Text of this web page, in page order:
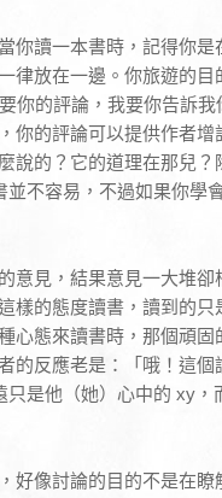
你讀一本書時，記得你是
律放在一邊。你旅遊的
你的評論，我要你告訴
你的評論可以提供作者
說的？它的道理在那兒？
不容易，不過如果你學
意見，結果意見一大堆
樣的態度讀書，讀到的
心態來讀書時，那個頑
的反應老是：「哦！這
是他（她）心中的 xy，
好像討論的目的不是在